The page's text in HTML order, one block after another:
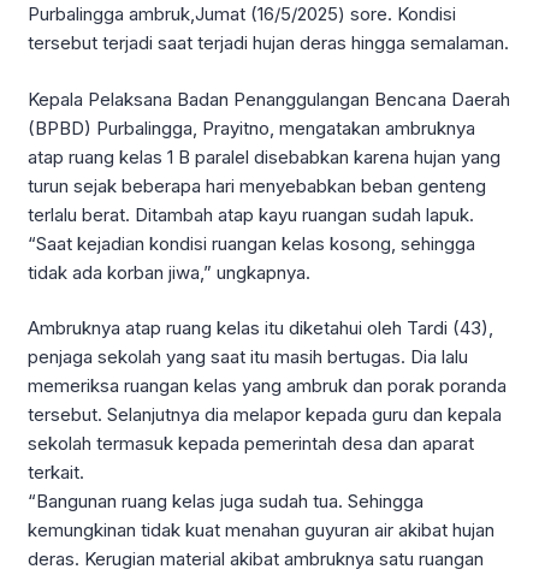
Purbalingga ambruk,Jumat (16/5/2025) sore. Kondisi
tersebut terjadi saat terjadi hujan deras hingga semalaman.
Kepala Pelaksana Badan Penanggulangan Bencana Daerah
(BPBD) Purbalingga, Prayitno, mengatakan ambruknya
atap ruang kelas 1 B paralel disebabkan karena hujan yang
turun sejak beberapa hari menyebabkan beban genteng
terlalu berat. Ditambah atap kayu ruangan sudah lapuk.
“Saat kejadian kondisi ruangan kelas kosong, sehingga
tidak ada korban jiwa,” ungkapnya.
Ambruknya atap ruang kelas itu diketahui oleh Tardi (43),
penjaga sekolah yang saat itu masih bertugas. Dia lalu
memeriksa ruangan kelas yang ambruk dan porak poranda
tersebut. Selanjutnya dia melapor kepada guru dan kepala
sekolah termasuk kepada pemerintah desa dan aparat
terkait.
“Bangunan ruang kelas juga sudah tua. Sehingga
kemungkinan tidak kuat menahan guyuran air akibat hujan
deras. Kerugian material akibat ambruknya satu ruangan